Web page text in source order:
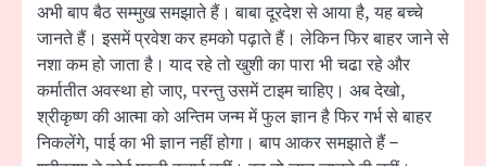
अभी बाप बैठ सम्मुख समझाते हैं। बाबा दूरदेश से आया है, यह बच्चे
जानते हैं। इसमें प्रवेश कर हमको पढ़ाते हैं। लेकिन फिर बाहर जाने से
नशा कम हो जाता है। याद रहे तो खुशी का पारा भी चढा रहे और
कर्मातीत अवस्था हो जाए, परन्तु उसमें टाइम चाहिए। अब देखो,
श्रीकृष्ण की आत्मा को अन्तिम जन्म में फुल ज्ञान है फिर गर्भ से बाहर
निकलेंगे, पाई का भी ज्ञान नहीं होगा। बाप आकर समझाते हैं –